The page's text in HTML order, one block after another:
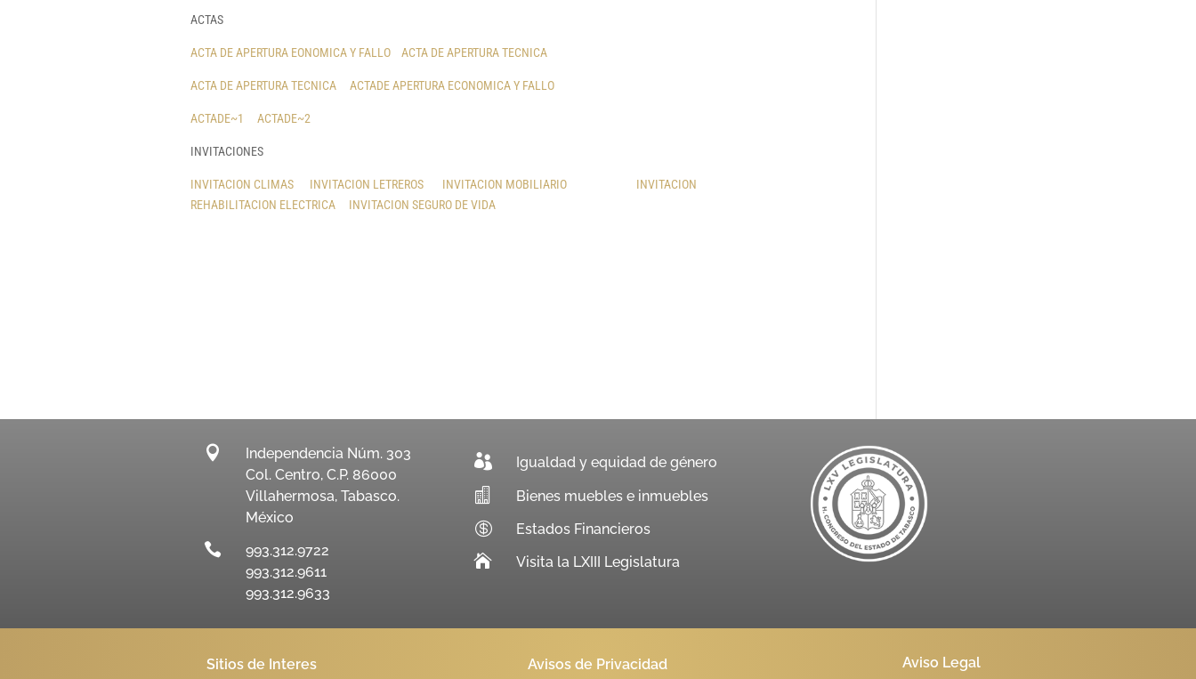
ACTAS
ACTA DE APERTURA EONOMICA Y FALLO ACTA DE APERTURA TECNICA
ACTA DE APERTURA TECNICA ACTADE APERTURA ECONOMICA Y FALLO
ACTADE~1 ACTADE~2
INVITACIONES
INVITACION CLIMAS INVITACION LETREROS INVITACION MOBILIARIO
INVITACION
REHABILITACION ELECTRICA
INVITACION SEGURO DE VIDA

Independencia Núm. 303
Col. Centro, C.P. 86000
Villahermosa, Tabasco.
México

993.312.9722
993.312.9611
993.312.9633
 Igualdad y equidad de género
 Bienes muebles e inmuebles
 Estados Financieros
 Visita la LXIII Legislatura
Sitios de Interes Avisos de Privacidad Aviso Legal